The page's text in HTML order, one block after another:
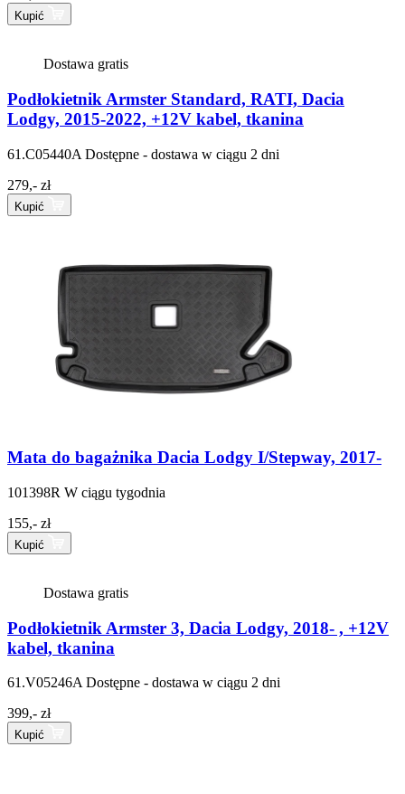
Kupić
Dostawa gratis
Podłokietnik Armster Standard, RATI, Dacia
Lodgy, 2015-2022, +12V kabel, tkanina
61.C05440A Dostępne - dostawa w ciągu 2 dni
279,- zł
Kupić
Mata do bagażnika Dacia Lodgy I/Stepway, 2017-
101398R W ciągu tygodnia
155,- zł
Kupić
Dostawa gratis
Podłokietnik Armster 3, Dacia Lodgy, 2018- , +12V
kabel, tkanina
61.V05246A Dostępne - dostawa w ciągu 2 dni
399,- zł
Kupić